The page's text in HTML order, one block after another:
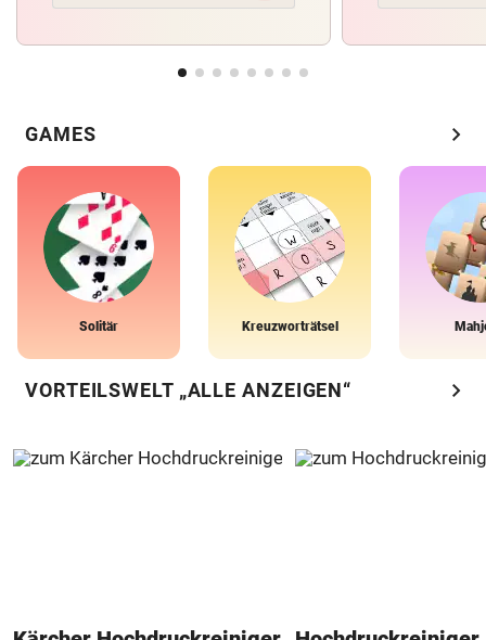
GAMES chevron_right
Solitär Kreuzworträtsel
VORTEILSWELT „ALLE ANZEIGEN“ chevron_right